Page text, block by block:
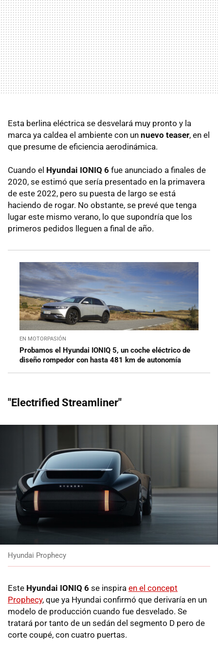
Esta berlina eléctrica se desvelará muy pronto y la
marca ya caldea el ambiente con un nuevo teaser, en el
que presume de eficiencia aerodinámica.
Cuando el Hyundai IONIQ 6 fue anunciado a finales de
2020, se estimó que sería presentado en la primavera
de este 2022, pero su puesta de largo se está
haciendo de rogar. No obstante, se prevé que tenga
lugar este mismo verano, lo que supondría que los
primeros pedidos lleguen a final de año.
EN MOTORPASIÓN
Probamos el Hyundai IONIQ 5, un coche eléctrico de
diseño rompedor con hasta 481 km de autonomía
"Electrified Streamliner"
Hyundai Prophecy
Este Hyundai IONIQ 6 se inspira en el concept
Prophecy, que ya Hyundai confirmó que derivaría en un
modelo de producción cuando fue desvelado. Se
tratará por tanto de un sedán del segmento D pero de
corte coupé, con cuatro puertas.